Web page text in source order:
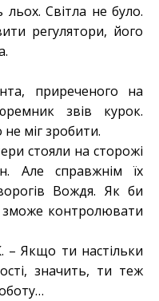
Світла не було.
регулятори, його
приреченого на
звів курок.
міг зробити.
стояли на сторожі
Але справжнім їх
Вождя. Як би
контролювати
ти настільки
значить, ти теж